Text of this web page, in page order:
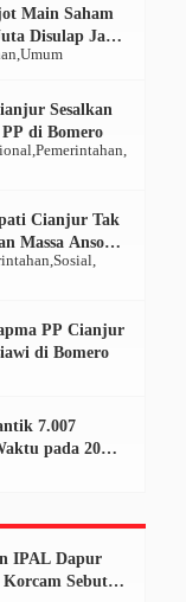
Umum
Main Saham
Disulap Jadi
Pemerintahan
Sesalkan
di Bomero
Sosial
Cianjur Tak
Massa Ansor
PP Cianjur
di Bomero
7.007
pada 20
IPAL Dapur
Sebut